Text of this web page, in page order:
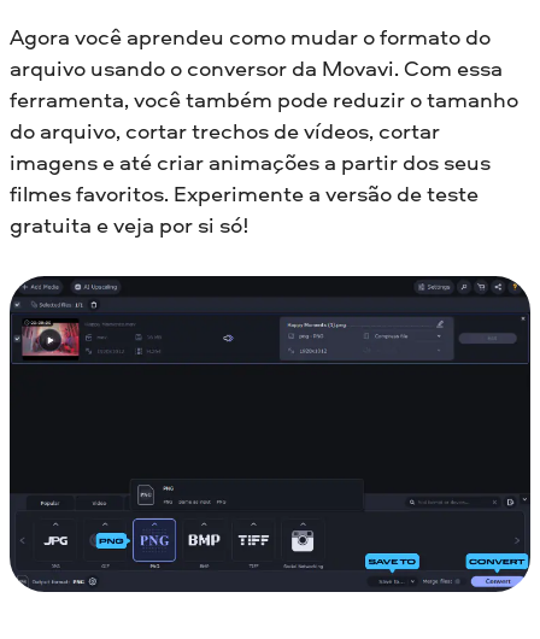
Agora você aprendeu como mudar o formato do
arquivo usando o conversor da Movavi. Com essa
ferramenta, você também pode reduzir o tamanho
do arquivo, cortar trechos de vídeos, cortar
imagens e até criar animações a partir dos seus
filmes favoritos. Experimente a versão de teste
gratuita e veja por si só!